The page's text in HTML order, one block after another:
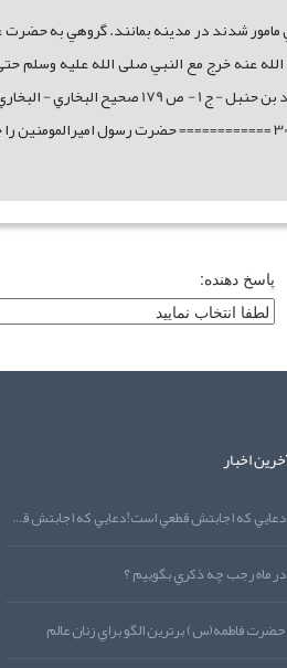
شدند در مدينه بمانند. گروهي به حضرت
عن أبيها ان عليا رضي الله عنه خرج مع النبي صلى
- ج 7 - ص 120 سنن ابن ماجة - محمد بن يزيد القزويني - ج 1 - ص 45 سنن الترمذي - الترمذي -
پاسخ دهنده:
اخبار
دعايي که اجابتش قطعي است!دعايي که اجابتش قطعي است!دعايي که اجابتش قطعي است!
در ماه رجب چه ذکري بگوييم ؟
حضرت فاطمه(س) برترين الگو براي زنان عالم